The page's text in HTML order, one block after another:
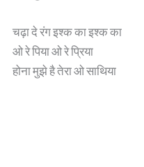
चढ़ा दे रंग इश्क का इश्क का
ओ रे पिया ओ रे प्रिया
होना मुझे है तेरा ओ साथिया